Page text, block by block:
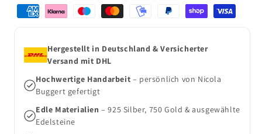
Charms
mit
Charms
Zahlungsmethoden
Hergestellt in Deutschland & Versicherter
Versand mit DHL
Hochwertige Handarbeit – persönlich von Nicola
Buggert gefertigt
Edle Materialien – 925 Silber, 750 Gold & ausgewählte
Edelsteine